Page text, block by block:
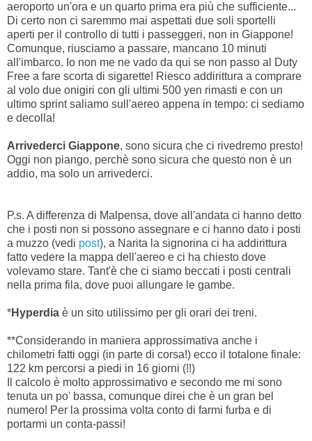
aeroporto un'ora e un quarto prima era più che sufficiente...
Di certo non ci saremmo mai aspettati due soli sportelli
aperti per il controllo di tutti i passeggeri, non in Giappone!
Comunque, riusciamo a passare, mancano 10 minuti
all'imbarco. Io non me ne vado da qui se non passo al Duty
Free a fare scorta di sigarette! Riesco addirittura a comprare
al volo due onigiri con gli ultimi 500 yen rimasti e con un
ultimo sprint saliamo sull'aereo appena in tempo: ci sediamo
e decolla!
Arrivederci Giappone, sono sicura che ci rivedremo presto!
Oggi non piango, perchè sono sicura che questo non è un
addio, ma solo un arrivederci.
P.s. A differenza di Malpensa, dove all'andata ci hanno detto
che i posti non si possono assegnare e ci hanno dato i posti
a muzzo (vedi post), a Narita la signorina ci ha addirittura
fatto vedere la mappa dell'aereo e ci ha chiesto dove
volevamo stare. Tant'è che ci siamo beccati i posti centrali
nella prima fila, dove puoi allungare le gambe.
*Hyperdia è un sito utilissimo per gli orari dei treni.
**Considerando in maniera approssimativa anche i
chilometri fatti oggi (in parte di corsa!) ecco il totalone finale:
122 km percorsi a piedi in 16 giorni (!!)
Il calcolo è molto approssimativo e secondo me mi sono
tenuta un po' bassa, comunque direi che è un gran bel
numero! Per la prossima volta conto di farmi furba e di
portarmi un conta-passi!